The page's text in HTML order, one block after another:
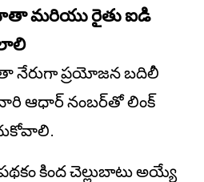
మరియు రైతు ఐడి
నేరుగా ప్రయోజన బదిలీ
వారి ఆధార్ నంబర్‌తో లింక్
కింద చెల్లుబాటు అయ్యే